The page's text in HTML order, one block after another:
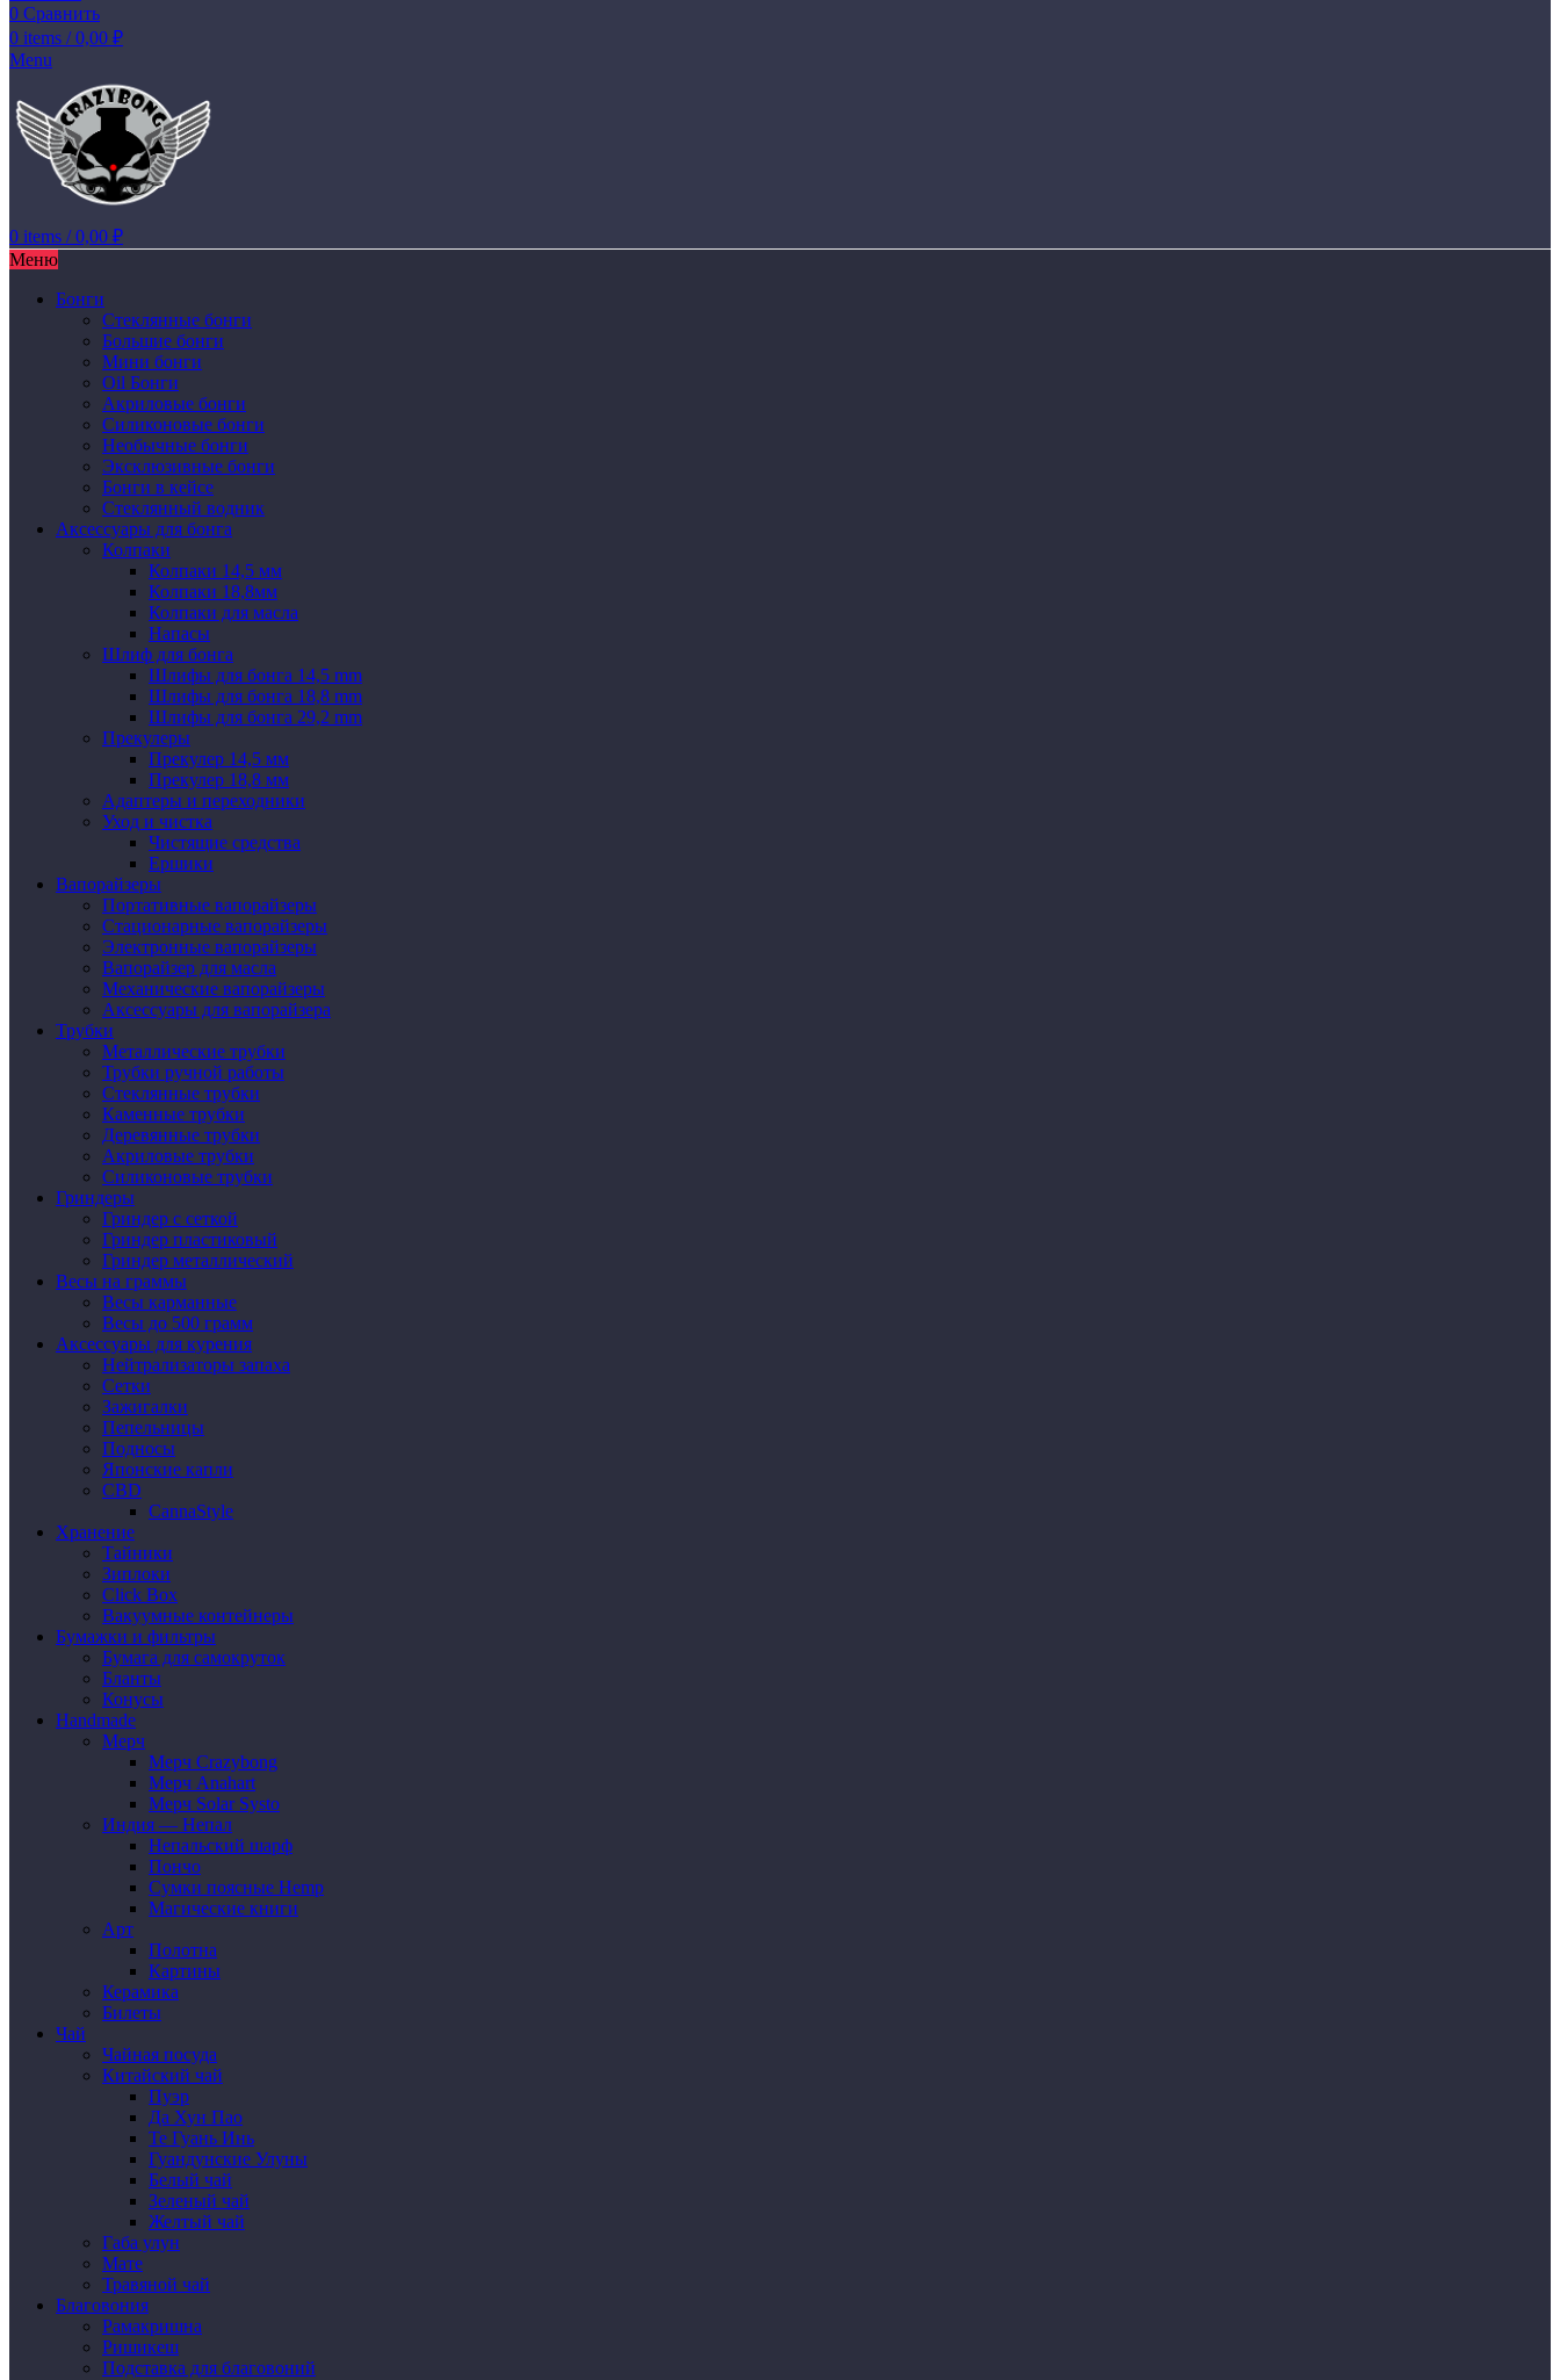
0 Сравнить
0 items / 0,00 ₽
Menu
0 items / 0,00 ₽
Меню
Бонги
Стеклянные бонги
Большие бонги
Мини бонги
Oil Бонги
Акриловые бонги
Силиконовые бонги
Необычные бонги
Эксклюзивные бонги
Бонги в кейсе
Стеклянный водник
Аксессуары для бонга
Колпаки
Колпаки 14,5 мм
Колпаки 18,8мм
Колпаки для масла
Напасы
Шлиф для бонга
Шлифы для бонга 14,5 mm
Шлифы для бонга 18,8 mm
Шлифы для бонга 29,2 mm
Прекулеры
Прекулер 14,5 мм
Прекулер 18,8 мм
Адаптеры и переходники
Уход и чистка
Чистящие средства
Ершики
Вапорайзеры
Портативные вапорайзеры
Стационарные вапорайзеры
Электронные вапорайзеры
Вапорайзер для масла
Механические вапорайзеры
Аксессуары для вапорайзера
Трубки
Металлические трубки
Трубки ручной работы
Стеклянные трубки
Каменные трубки
Деревянные трубки
Акриловые трубки
Силиконовые трубки
Гриндеры
Гриндер с сеткой
Гриндер пластиковый
Гриндер металлический
Весы на граммы
Весы карманные
Весы до 500 грамм
Аксессуары для курения
Нейтрализаторы запаха
Сетки
Зажигалки
Пепельницы
Подносы
Японские капли
CBD
CannaStyle
Хранение
Тайники
Зиплоки
Click Box
Вакуумные контейнеры
Бумажки и фильтры
Бумага для самокруток
Бланты
Конусы
Handmade
Мерч
Мерч Crazybong
Мерч Anahart
Мерч Solar Systo
Индия — Непал
Непальский шарф
Пончо
Сумки поясные Hemp
Магические книги
Арт
Полотна
Картины
Керамика
Билеты
Чай
Чайная посуда
Китайский чай
Пуэр
Да Хун Пао
Те Гуань Инь
Гуандунские Улуны
Белый чай
Зеленый чай
Желтый чай
Габа улун
Мате
Травяной чай
Благовония
Рамакришна
Ришикеш
Подставка для благовоний